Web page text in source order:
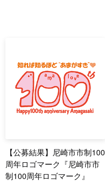
【公募結果】尼崎市市制100
周年ロゴマーク『尼崎市市
制100周年ロゴマーク』